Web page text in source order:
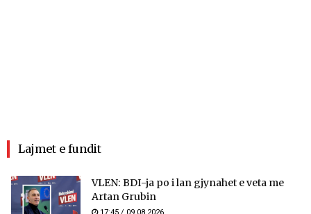
Lajmet e fundit
VLEN: BDI-ja po i lan gjynahet e veta me
Artan Grubin